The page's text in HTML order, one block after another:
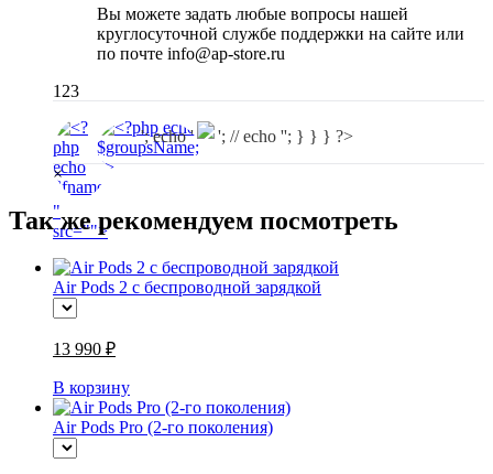
Вы можете задать любые вопросы нашей
круглосуточной службе поддержки на сайте или
по почте info@ap-store.ru
123
"
src="">
'; echo '
'; // echo ''; } } } ?>
×
Так же рекомендуем посмотреть
Air Pods 2 с беспроводной зарядкой
13 990 ₽
В корзину
Air Pods Pro (2-го поколения)